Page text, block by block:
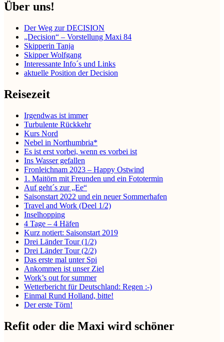
Über uns!
Der Weg zur DECISION
„Decision“ – Vorstellung Maxi 84
Skipperin Tanja
Skipper Wolfgang
Interessante Info´s und Links
aktuelle Position der Decision
Reisezeit
Irgendwas ist immer
Turbulente Rückkehr
Kurs Nord
Nebel in Northumbria*
Es ist erst vorbei, wenn es vorbei ist
Ins Wasser gefallen
Fronleichnam 2023 – Happy Ostwind
1. Maitörn mit Freunden und ein Fototermin
Auf geht´s zur „Ee“
Saisonstart 2022 und ein neuer Sommerhafen
Travel and Work (Deel 1/2)
Inselhopping
4 Tage – 4 Häfen
Kurz notiert: Saisonstart 2019
Drei Länder Tour (1/2)
Drei Länder Tour (2/2)
Das erste mal unter Spi
Ankommen ist unser Ziel
Work’s out for summer
Wetterbericht für Deutschland: Regen :-)
Einmal Rund Holland, bitte!
Der erste Törn!
Refit oder die Maxi wird schöner